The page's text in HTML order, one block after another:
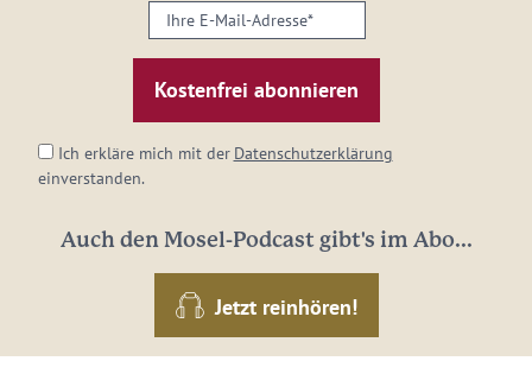
Ihre
E-
Mail-
Adresse:
Ich erkläre mich mit der Datenschutzerklärung
einverstanden.
Auch den Mosel-Podcast gibt's im Abo...
Jetzt reinhören!